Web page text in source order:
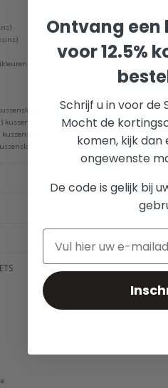
Ontvang
voor 12.5%
Schrijf u in voor de
Mocht de
komen, kijk dan
ongewenste
De code is gelijk bij